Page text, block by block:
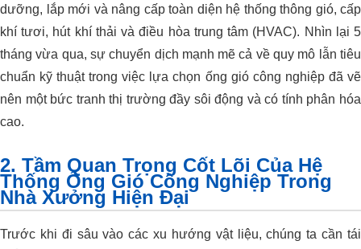
dưỡng, lắp mới và nâng cấp toàn diện hệ thống thông gió, cấp
khí tươi, hút khí thải và điều hòa trung tâm (HVAC). Nhìn lại 5
tháng vừa qua, sự chuyển dịch mạnh mẽ cả về quy mô lẫn tiêu
chuẩn kỹ thuật trong việc lựa chọn ống gió công nghiệp đã vẽ
nên một bức tranh thị trường đầy sôi động và có tính phân hóa
cao.
2. Tầm Quan Trọng Cốt Lõi Của Hệ
Thống Ống Gió Công Nghiệp Trong
Nhà Xưởng Hiện Đại
Trước khi đi sâu vào các xu hướng vật liệu, chúng ta cần tái